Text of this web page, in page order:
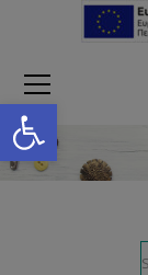
Open toolbar